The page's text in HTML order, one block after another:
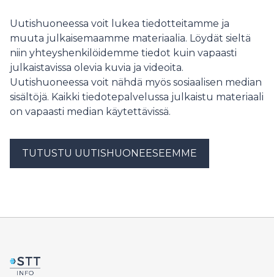
Uutishuoneessa voit lukea tiedotteitamme ja
muuta julkaisemaamme materiaalia. Löydät sieltä
niin yhteyshenkilöidemme tiedot kuin vapaasti
julkaistavissa olevia kuvia ja videoita.
Uutishuoneessa voit nähdä myös sosiaalisen median
sisältöjä. Kaikki tiedotepalvelussa julkaistu materiaali
on vapaasti median käytettävissä.
TUTUSTU UUTISHUONEESEEMME